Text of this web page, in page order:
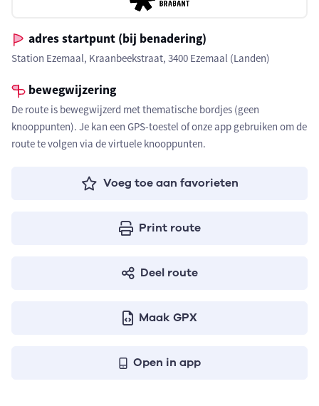
adres startpunt (bij benadering)
Station Ezemaal, Kraanbeekstraat, 3400 Ezemaal (Landen)
bewegwijzering
De route is bewegwijzerd met thematische bordjes (geen
knooppunten). Je kan een GPS-toestel of onze app gebruiken om de
route te volgen via de virtuele knooppunten.
Voeg toe aan favorieten
Print route
Deel route
Maak GPX
Open in app